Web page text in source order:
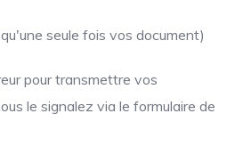
seule fois vos document)
pour transmettre vos
le signalez via le formulaire de